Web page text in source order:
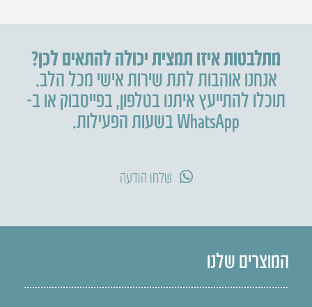
מתלבטות איזו תמצית יכולה להתאים לכן?
אנחנו אוהבות לתת שירות אישי מכל הלב.
תוכלו להתייעץ איתנו בטלפון,בפייסבוק או ב-
WhatsApp בשעות הפעילות.
שלחו הודעה
המוצרים שלנו